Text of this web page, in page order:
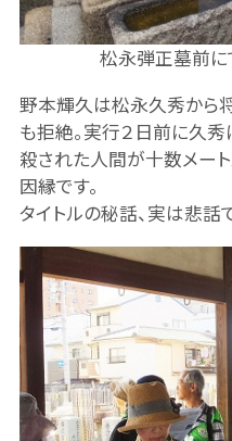
松永弾正墓前
野本輝久は松永久秀から
も拒絶。実行２日前に久
殺された人間が十数メー
因縁です。
タイトルの秘話、実は悲話